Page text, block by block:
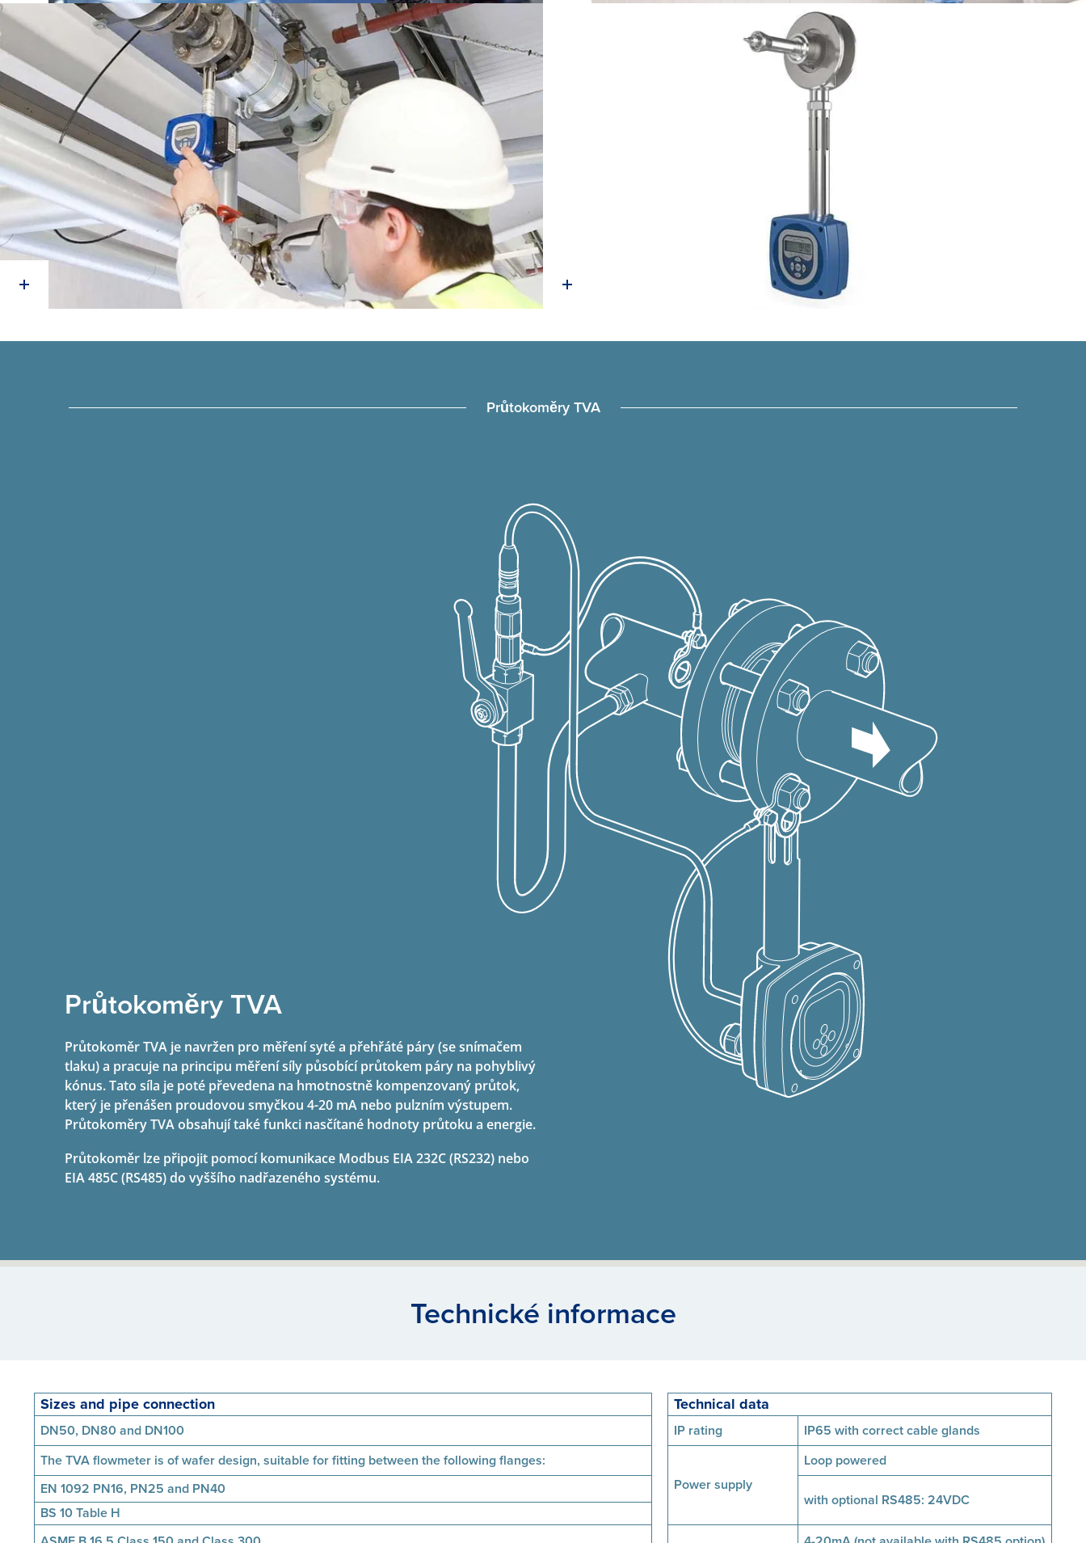
Průtokoměry TVA
Průtokoměry TVA
Průtokoměr TVA je navržen pro měření syté a přehřáté páry (se snímačem
tlaku) a pracuje na principu měření síly působící průtokem páry na pohyblivý
kónus. Tato síla je poté převedena na hmotnostně kompenzovaný průtok,
který je přenášen proudovou smyčkou 4-20 mA nebo pulzním výstupem.
Průtokoměry TVA obsahují také funkci nasčítané hodnoty průtoku a energie.
Průtokoměr lze připojit pomocí komunikace Modbus EIA 232C (RS232) nebo
EIA 485C (RS485) do vyššího nadřazeného systému.
Technické informace
Sizes and pipe connection Technical data
DN50, DN80 and DN100 IP rating
IP65 with correct cable glands
The TVA flowmeter is of wafer design, suitable for fitting between the following flanges:
Power supply
Loop powered
EN 1092 PN16, PN25 and PN40
with optional RS485: 24VDC
BS 10 Table H